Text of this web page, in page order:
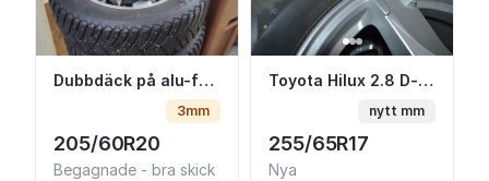
Dubbdäck på alu-fälg, Toyota Avensis
Dubbdäck på alu-fälg, Toyota Avensis
3mm
205/60R20
Begagnade - bra skick
Toyota Hilux 2.8 D-4D
Toyota Hilux 2.8 D-4D
nytt mm
255/65R17
Nya